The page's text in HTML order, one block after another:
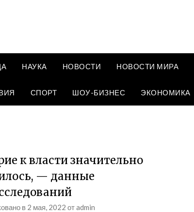
НАУКА НОВОСТИ НОВОСТИ МИРА
СПОРТ ШОУ-БИЗНЕС ЭКОНОМИКА
к власти значительно
— данные
в 2 мая, 2022 отadmin